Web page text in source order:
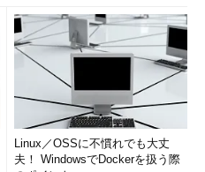
Linux／OSSに不慣れでも大丈
夫！ WindowsでDockerを扱う際